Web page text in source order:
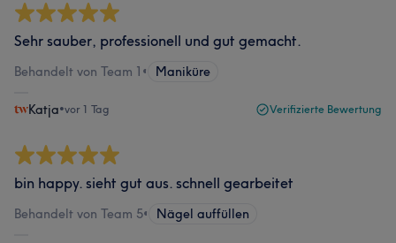
Sehr sauber, professionell und gut gemacht.
Behandelt von Team 1 • Maniküre
Katja•vor 1 Tag Verifizierte Bewertung
bin happy. sieht gut aus. schnell gearbeitet
Behandelt von Team 5• Nägel auffüllen